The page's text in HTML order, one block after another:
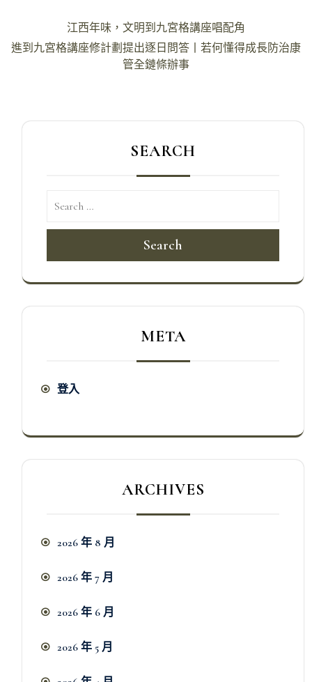
章
江西年味，文明到九宮格講座唱配角
進到九宮格講座修計劃提出逐日問答丨若何懂得成長防治康
管全鏈條辦事
SEARCH
Search
META
登入
ARCHIVES
2026 年 8 月
2026 年 7 月
2026 年 6 月
2026 年 5 月